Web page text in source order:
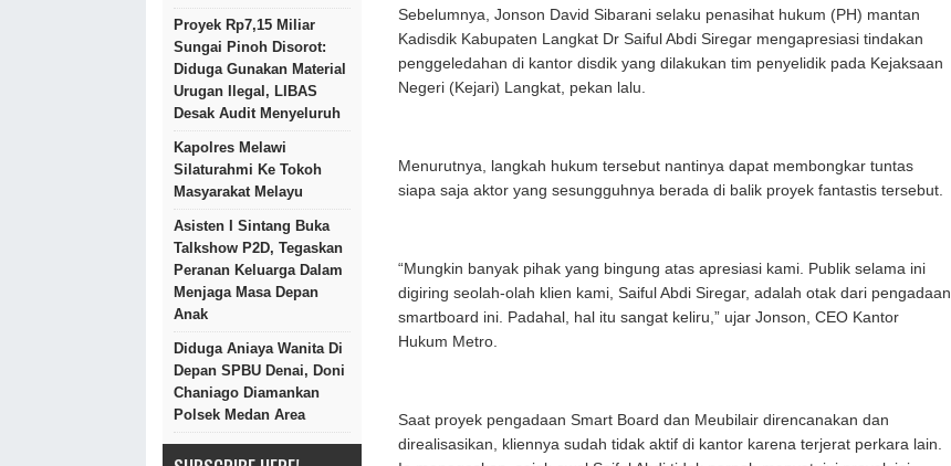
Proyek Rp7,15 Miliar
Sungai Pinoh Disorot:
Diduga Gunakan Material
Urugan Ilegal, LIBAS
Desak Audit Menyeluruh
Kapolres Melawi
Silaturahmi Ke Tokoh
Masyarakat Melayu
Asisten I Sintang Buka
Talkshow P2D, Tegaskan
Peranan Keluarga Dalam
Menjaga Masa Depan
Anak
Diduga Aniaya Wanita Di
Depan SPBU Denai, Doni
Chaniago Diamankan
Polsek Medan Area
Sebelumnya, Jonson David Sibarani selaku penasihat hukum (PH) mantan
Kadisdik Kabupaten Langkat Dr Saiful Abdi Siregar mengapresiasi tindakan
penggeledahan di kantor disdik yang dilakukan tim penyelidik pada Kejaksaan
Negeri (Kejari) Langkat, pekan lalu.
Menurutnya, langkah hukum tersebut nantinya dapat membongkar tuntas
siapa saja aktor yang sesungguhnya berada di balik proyek fantastis tersebut.
“Mungkin banyak pihak yang bingung atas apresiasi kami. Publik selama ini
digiring seolah-olah klien kami, Saiful Abdi Siregar, adalah otak dari pengadaan
smartboard ini. Padahal, hal itu sangat keliru,” ujar Jonson, CEO Kantor
Hukum Metro.
Saat proyek pengadaan Smart Board dan Meubilair direncanakan dan
direalisasikan, kliennya sudah tidak aktif di kantor karena terjerat perkara lain.